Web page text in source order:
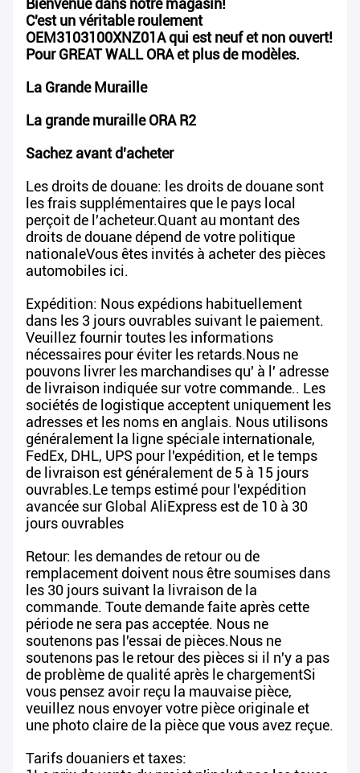
Bienvenue dans notre magasin!
C'est un véritable roulement
OEM3103100XNZ01A qui est neuf et non ouvert!
Pour GREAT WALL ORA et plus de modèles.
La Grande Muraille
La grande muraille ORA R2
Sachez avant d'acheter
Les droits de douane: les droits de douane sont
les frais supplémentaires que le pays local
perçoit de l'acheteur.Quant au montant des
droits de douane dépend de votre politique
nationaleVous êtes invités à acheter des pièces
automobiles ici.
Expédition: Nous expédions habituellement
dans les 3 jours ouvrables suivant le paiement.
Veuillez fournir toutes les informations
nécessaires pour éviter les retards.Nous ne
pouvons livrer les marchandises qu' à l' adresse
de livraison indiquée sur votre commande.. Les
sociétés de logistique acceptent uniquement les
adresses et les noms en anglais. Nous utilisons
généralement la ligne spéciale internationale,
FedEx, DHL, UPS pour l'expédition, et le temps
de livraison est généralement de 5 à 15 jours
ouvrables.Le temps estimé pour l'expédition
avancée sur Global AliExpress est de 10 à 30
jours ouvrables
Retour: les demandes de retour ou de
remplacement doivent nous être soumises dans
les 30 jours suivant la livraison de la
commande. Toute demande faite après cette
période ne sera pas acceptée. Nous ne
soutenons pas l'essai de pièces.Nous ne
soutenons pas le retour des pièces si il n'y a pas
de problème de qualité après le chargementSi
vous pensez avoir reçu la mauvaise pièce,
veuillez nous envoyer votre pièce originale et
une photo claire de la pièce que vous avez reçue.
Tarifs douaniers et taxes: